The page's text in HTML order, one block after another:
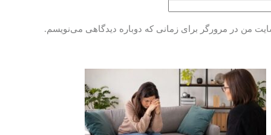
من در مرورگر برای زمانی که دوباره دیدگاهی می‌نویسم.